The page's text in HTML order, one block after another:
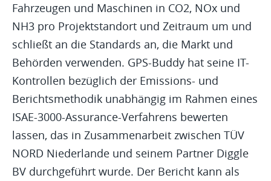
Fahrzeugen und Maschinen in CO2, NOx und
NH3 pro Projektstandort und Zeitraum um und
schließt an die Standards an, die Markt und
Behörden verwenden. GPS-Buddy hat seine IT-
Kontrollen bezüglich der Emissions- und
Berichtsmethodik unabhängig im Rahmen eines
ISAE-3000-Assurance-Verfahrens bewerten
lassen, das in Zusammenarbeit zwischen TÜV
NORD Niederlande und seinem Partner Diggle
BV durchgeführt wurde. Der Bericht kann als